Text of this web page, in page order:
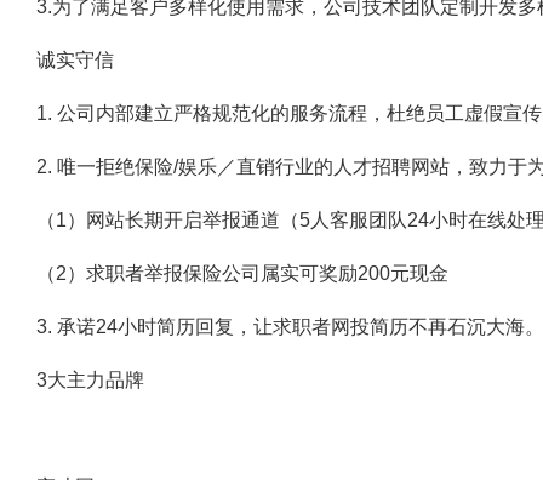
3.为了满足客户多样化使用需求，公司技术团队定制开发
诚实守信
1. 公司内部建立严格规范化的服务流程，杜绝员工虚假宣
2. 唯一拒绝保险/娱乐／直销行业的人才招聘网站，致力于
（1）网站长期开启举报通道（5人客服团队24小时在线处
（2）求职者举报保险公司属实可奖励200元现金
3. 承诺24小时简历回复，让求职者网投简历不再石沉大海。
3大主力品牌